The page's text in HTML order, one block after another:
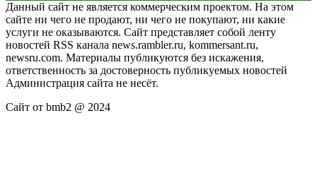
Данный сайт не является коммерческим проектом. На этом
сайте ни чего не продают, ни чего не покупают, ни какие
услуги не оказываются. Сайт представляет собой ленту
новостей RSS канала news.rambler.ru, kommersant.ru,
newsru.com. Материалы публикуются без искажения,
ответственность за достоверность публикуемых новостей
Администрация сайта не несёт.
Сайт от bmb2 @ 2024